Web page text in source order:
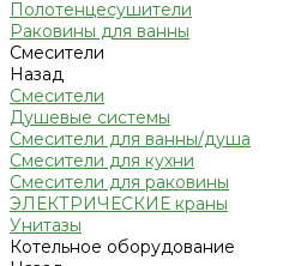
Полотенцесушители
Раковины для ванны
Смесители
Назад
Смесители
Душевые системы
Смесители для ванны/душа
Смесители для кухни
Смесители для раковины
ЭЛЕКТРИЧЕСКИЕ краны
Унитазы
Котельное оборудование